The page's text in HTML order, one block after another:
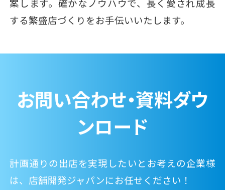
する繁盛店づくりをお手伝いいたします。
お問い合わせ・資料ダウ
ンロード
計画通りの出店を実現したいとお考えの企業様
は、店舗開発ジャパンにお任せください！